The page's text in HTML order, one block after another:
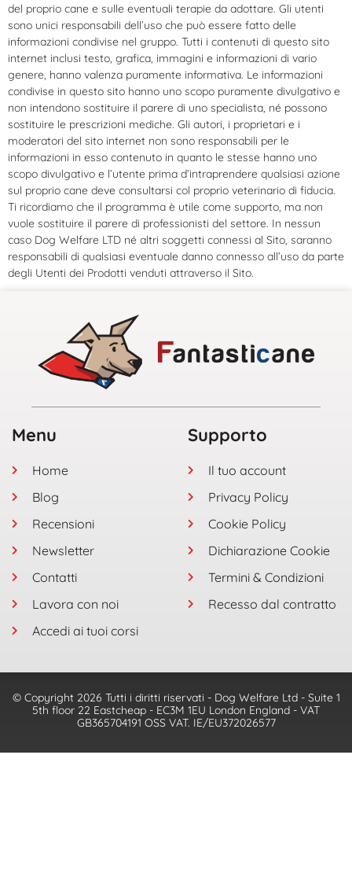
del proprio cane e sulle eventuali terapie da adottare. Gli utenti
sono unici responsabili dell’uso che può essere fatto delle
informazioni condivise nel gruppo. Tutti i contenuti di questo sito
internet inclusi testo, grafica, immagini e informazioni di vario
genere, hanno valenza puramente informativa. Le informazioni
condivise in questo sito hanno uno scopo puramente divulgativo e
non intendono sostituire il parere di uno specialista, né possono
sostituire le prescrizioni mediche. Gli autori, i proprietari e i
moderatori del sito internet non sono responsabili per le
informazioni in esso contenuto in quanto le stesse hanno uno
scopo divulgativo e l’utente prima d’intraprendere qualsiasi azione
sul proprio cane deve consultarsi col proprio veterinario di fiducia.
Ti ricordiamo che il programma è utile come supporto, ma non
vuole sostituire il parere di professionisti del settore. In nessun
caso Dog Welfare LTD né altri soggetti connessi al Sito, saranno
responsabili di qualsiasi eventuale danno connesso all’uso da parte
degli Utenti dei Prodotti venduti attraverso il Sito.
Menu
Home
Blog
Recensioni
Newsletter
Contatti
Lavora con noi
Accedi ai tuoi corsi
Supporto
Il tuo account
Privacy Policy
Cookie Policy
Dichiarazione Cookie
Termini & Condizioni
Recesso dal contratto
© Copyright 2026 Tutti i diritti riservati - Dog Welfare Ltd - Suite 1
5th floor 22 Eastcheap - EC3M 1EU London England - VAT
GB365704191 OSS VAT. IE/EU372026577